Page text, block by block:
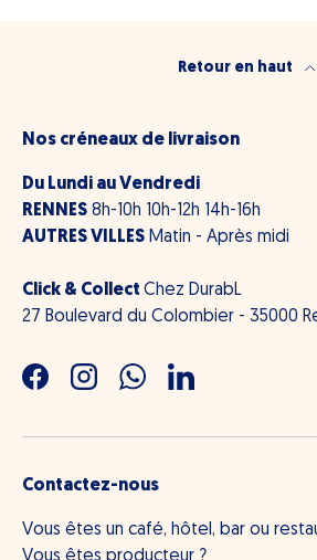
Retour en haut
Nos créneaux de livraison
Du Lundi au Vendredi
RENNES 8h-10h 10h-12h 14h-16h
AUTRES VILLES Matin - Après midi
Click & Collect Chez DurabL
27 Boulevard du Colombier - 35000
FacebookInstagramWhatsAppLinkedIn
Contactez-nous
Vous êtes un café, hôtel, bar ou